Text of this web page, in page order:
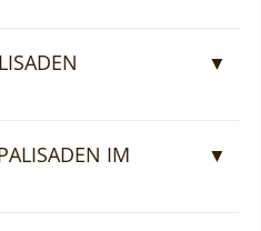
IM